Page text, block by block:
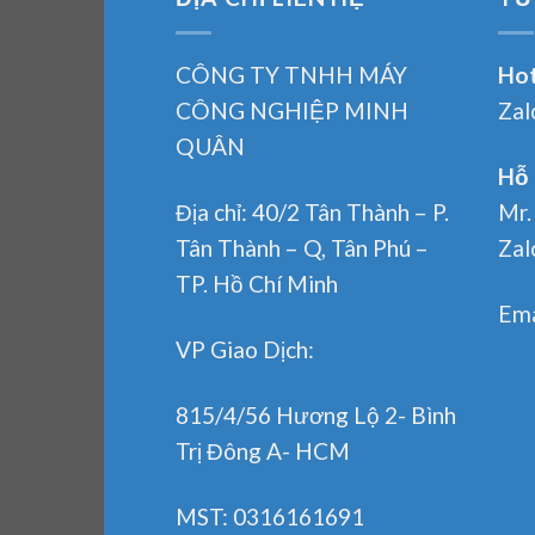
CÔNG TY TNHH MÁY
CÔNG NGHIỆP MINH
QUÂN
Địa chỉ: 40/2 Tân Thành – P.
Tân Thành – Q, Tân Phú –
TP. Hồ Chí Minh
VP Giao Dịch:
815/4/56 Hương Lộ 2- Bình
Trị Đông A- HCM
MST: 0316161691